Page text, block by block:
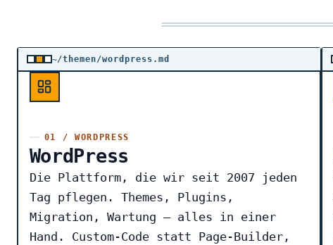
~/themen/wordpress.md
01 / WORDPRESS
WordPress
Die Plattform, die wir seit 2007 jeden
Tag pflegen. Themes, Plugins,
Migration, Wartung — alles in einer
Hand. Custom-Code statt Page-Builder,